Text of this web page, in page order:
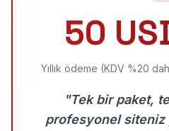
50
Yıllık ödeme (KDV %20
"Tek bir paket,
profesyonel siteniz